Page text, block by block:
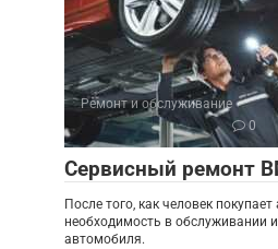
Ремонт и обслуживание
0
Сервисный ремонт
После того, как человек
необходимость в обслуживании
автомобиля.